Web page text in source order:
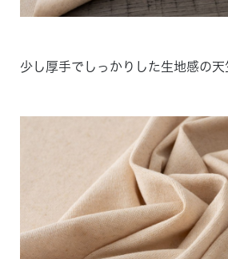
少し厚手でしっかりした生地感の天